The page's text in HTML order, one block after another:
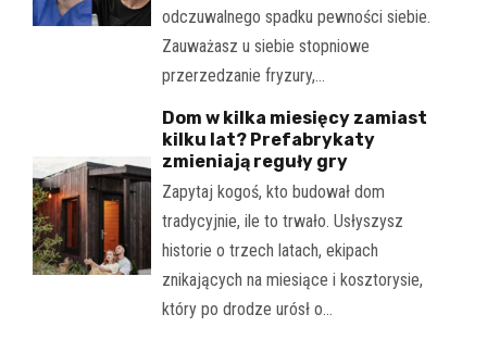
odczuwalnego spadku pewności siebie.
Zauważasz u siebie stopniowe
przerzedzanie fryzury,…
Dom w kilka miesięcy zamiast
kilku lat? Prefabrykaty
zmieniają reguły gry
Zapytaj kogoś, kto budował dom
tradycyjnie, ile to trwało. Usłyszysz
historie o trzech latach, ekipach
znikających na miesiące i kosztorysie,
który po drodze urósł o…